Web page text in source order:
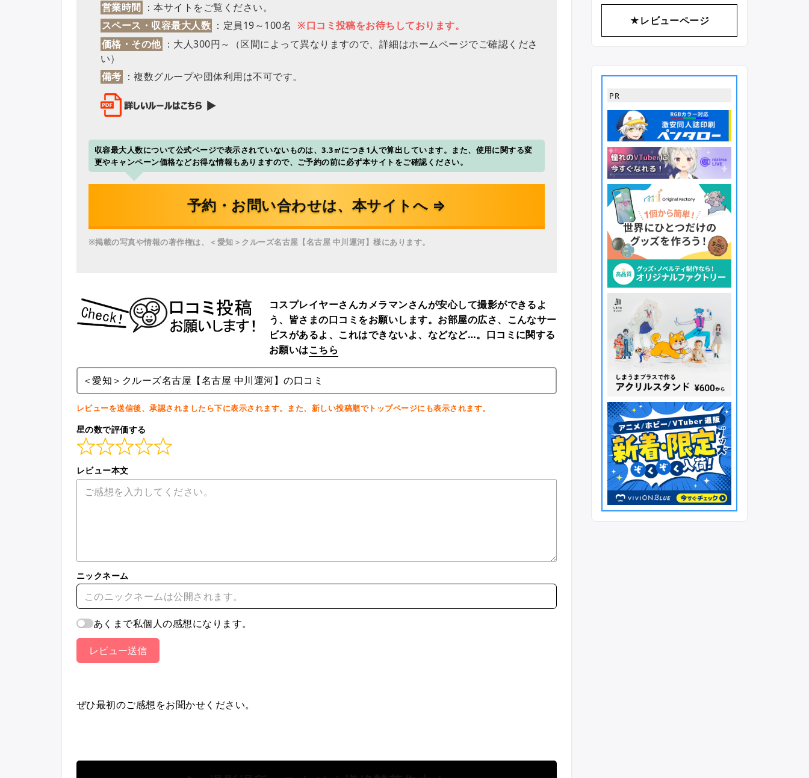
営業時間 ：本サイトをご覧ください。
スペース・収容最大人数 ：定員19～100名 ※口コミ投稿をお待ちしております。
価格・その他 ：大人300円～（区間によって異なりますので、詳細はホームページでご確認くださ
い）
備考 ：複数グループや団体利用は不可です。
収容最大人数について公式ページで表示されていないものは、3.3㎡につき1人で算出しています。また、使用に関する変
更やキャンペーン価格などお得な情報もありますので、ご予約の前に必ず本サイトをご確認ください。
予約・お問い合わせは、本サイトへ ⇒
※掲載の写真や情報の著作権は、＜愛知＞クルーズ名古屋【名古屋 中川運河】様にあります。
コスプレイヤーさんカメラマンさんが安心して撮影ができるよ
う、皆さまの口コミをお願いします。お部屋の広さ、こんなサー
ビスがあるよ、これはできないよ、などなど…。口コミに関する
お願いはこちら
＜愛知＞クルーズ名古屋【名古屋 中川運河】の口コミ
レビューを送信後、承認されましたら下に表示されます。また、新しい投稿順でトップページにも表示されます。
星の数で評価する
レビュー本文
ニックネーム
あくまで私個人の感想になります。
レビュー送信
ぜひ最初のご感想をお聞かせください。
★レビューページ
PR